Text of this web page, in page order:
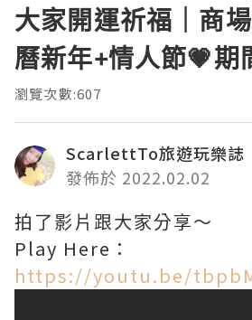
大家開運祈福｜商
曆新年+情人節💗期
瀏覽次數:607
ScarlettTo旅遊玩樂誌
發佈於 2022.02.02
拍了影片跟大家分享～
Play Here：
https://youtu.be/